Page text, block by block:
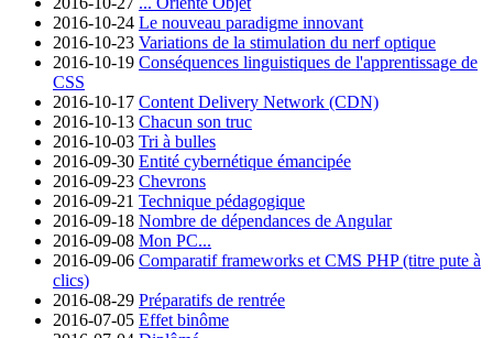
2016-10-24 Le nouveau paradigme innovant
2016-10-23 Variations de la stimulation du nerf optique
2016-10-19 Conséquences linguistiques de l'apprentissage de
CSS
2016-10-17 Content Delivery Network (CDN)
2016-10-13 Chacun son truc
2016-10-03 Tri à bulles
2016-09-30 Entité cybernétique émancipée
2016-09-23 Chevrons
2016-09-21 Technique pédagogique
2016-09-18 Nombre de dépendances de Angular
2016-09-08 Mon PC...
2016-09-06 Comparatif frameworks et CMS PHP (titre pute à
clics)
2016-08-29 Préparatifs de rentrée
2016-07-05 Effet binôme